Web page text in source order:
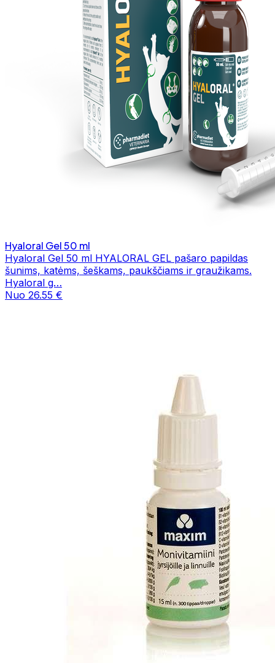
Hyaloral Gel 50 ml
Hyaloral Gel 50 ml HYALORAL GEL pašaro papildas
šunims, katėms, šeškams, paukščiams ir graužikams.
Hyaloral g…
Nuo 26.55 €